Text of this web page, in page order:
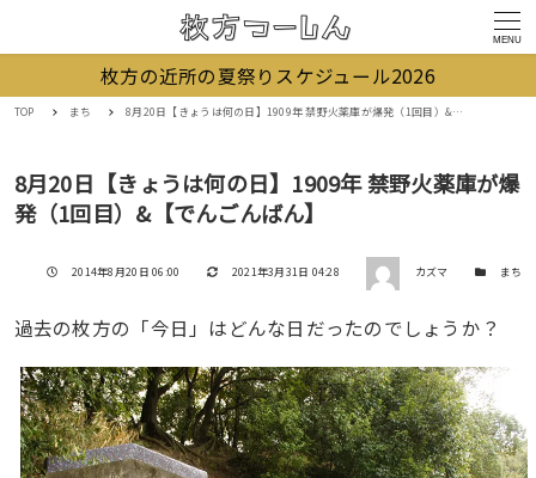
MENU
枚方の近所の夏祭りスケジュール2026
TOP まち 8月20日【きょうは何の日】1909年 禁野火薬庫が爆発（1回目）&【でんごんばん】
8月20日【きょうは何の日】1909年 禁野火薬庫が爆
発（1回目）&【でんごんばん】
投稿日
2014年8月20日 06:00 更新日
2021年3月31日 04:28 著者 カズマ カテゴリー
まち
過去の枚方の「今日」はどんな日だったのでしょうか？